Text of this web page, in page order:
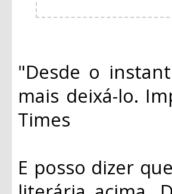
"Desde o
mais deixá-lo.
Times
E posso dizer